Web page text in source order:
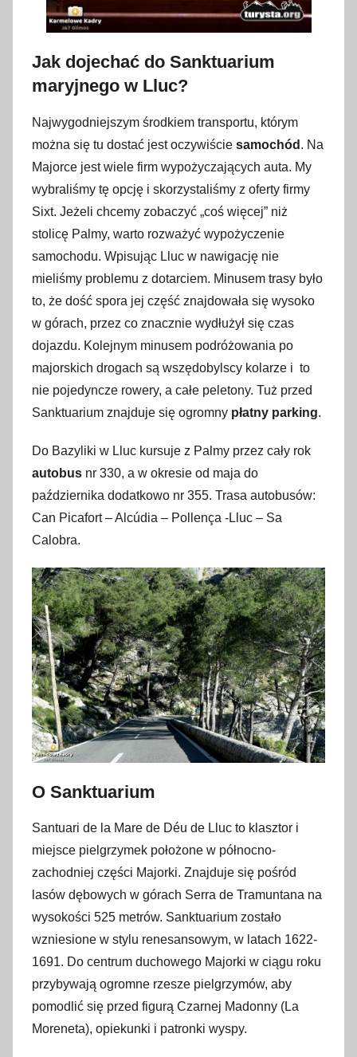
Jak dojechać do Sanktuarium
maryjnego w Lluc?
Najwygodniejszym środkiem transportu, którym
można się tu dostać jest oczywiście samochód . Na
Majorce jest wiele firm wypożyczających auta. My
wybraliśmy tę opcję i skorzystaliśmy z oferty firmy
Sixt. Jeżeli chcemy zobaczyć „coś więcej” niż
stolicę Palmy, warto rozważyć wypożyczenie
samochodu. Wpisując Lluc w nawigację nie
mieliśmy problemu z dotarciem. Minusem trasy było
to, że dość spora jej część znajdowała się wysoko
w górach, przez co znacznie wydłużył się czas
dojazdu. Kolejnym minusem podróżowania po
majorskich drogach są wszędobylscy kolarze i to
nie pojedyncze rowery, a całe peletony. Tuż przed
Sanktuarium znajduje się ogromny płatny parking.
Do Bazyliki w Lluc kursuje z Palmy przez cały rok
autobus nr 330, a w okresie od maja do
października dodatkowo nr 355. Trasa autobusów:
Can Picafort – Alcúdia – Pollença -Lluc – Sa
Calobra.
O Sanktuarium
Santuari de la Mare de Déu de Lluc to klasztor i
miejsce pielgrzymek położone w północno-
zachodniej części Majorki. Znajduje się pośród
lasów dębowych w górach Serra de Tramuntana na
wysokości 525 metrów. Sanktuarium zostało
wzniesione w stylu renesansowym, w latach 1622-
1691. Do centrum duchowego Majorki w ciągu roku
przybywają ogromne rzesze pielgrzymów, aby
pomodlić się przed figurą Czarnej Madonny (La
Moreneta), opiekunki i patronki wyspy.